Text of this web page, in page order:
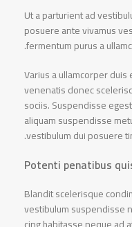
Ut a parturient ad
posuere ante vivamus
fermentum purus a
Varius a ullamcorper
venenatis donec
sociis. Suspendisse
aliquam suspendisse
vestibulum dui posuere
Potenti penatibus
Blandit scelerisque
vestibulum suspendisse